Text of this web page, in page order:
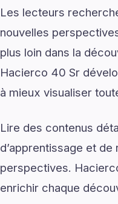
Les lecteurs
nouvelles
plus loin dans la
Hacierco 40 Sr
à mieux visualiser
Lire des contenus
d’apprentissage et
perspectives.
enrichir chaque